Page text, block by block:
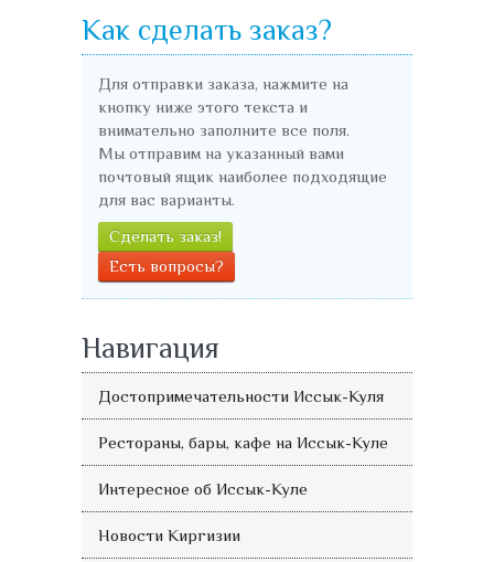
Как сделать заказ?
Для отправки заказа, нажмите на
кнопку ниже этого текста и
внимательно заполните все поля.
Мы отправим на указанный вами
почтовый ящик наиболее подходящие
для вас варианты.
Сделать заказ!
Есть вопросы?
Навигация
Достопримечательности Иссык-Куля
Рестораны, бары, кафе на Иссык-Куле
Интересное об Иссык-Куле
Новости Киргизии